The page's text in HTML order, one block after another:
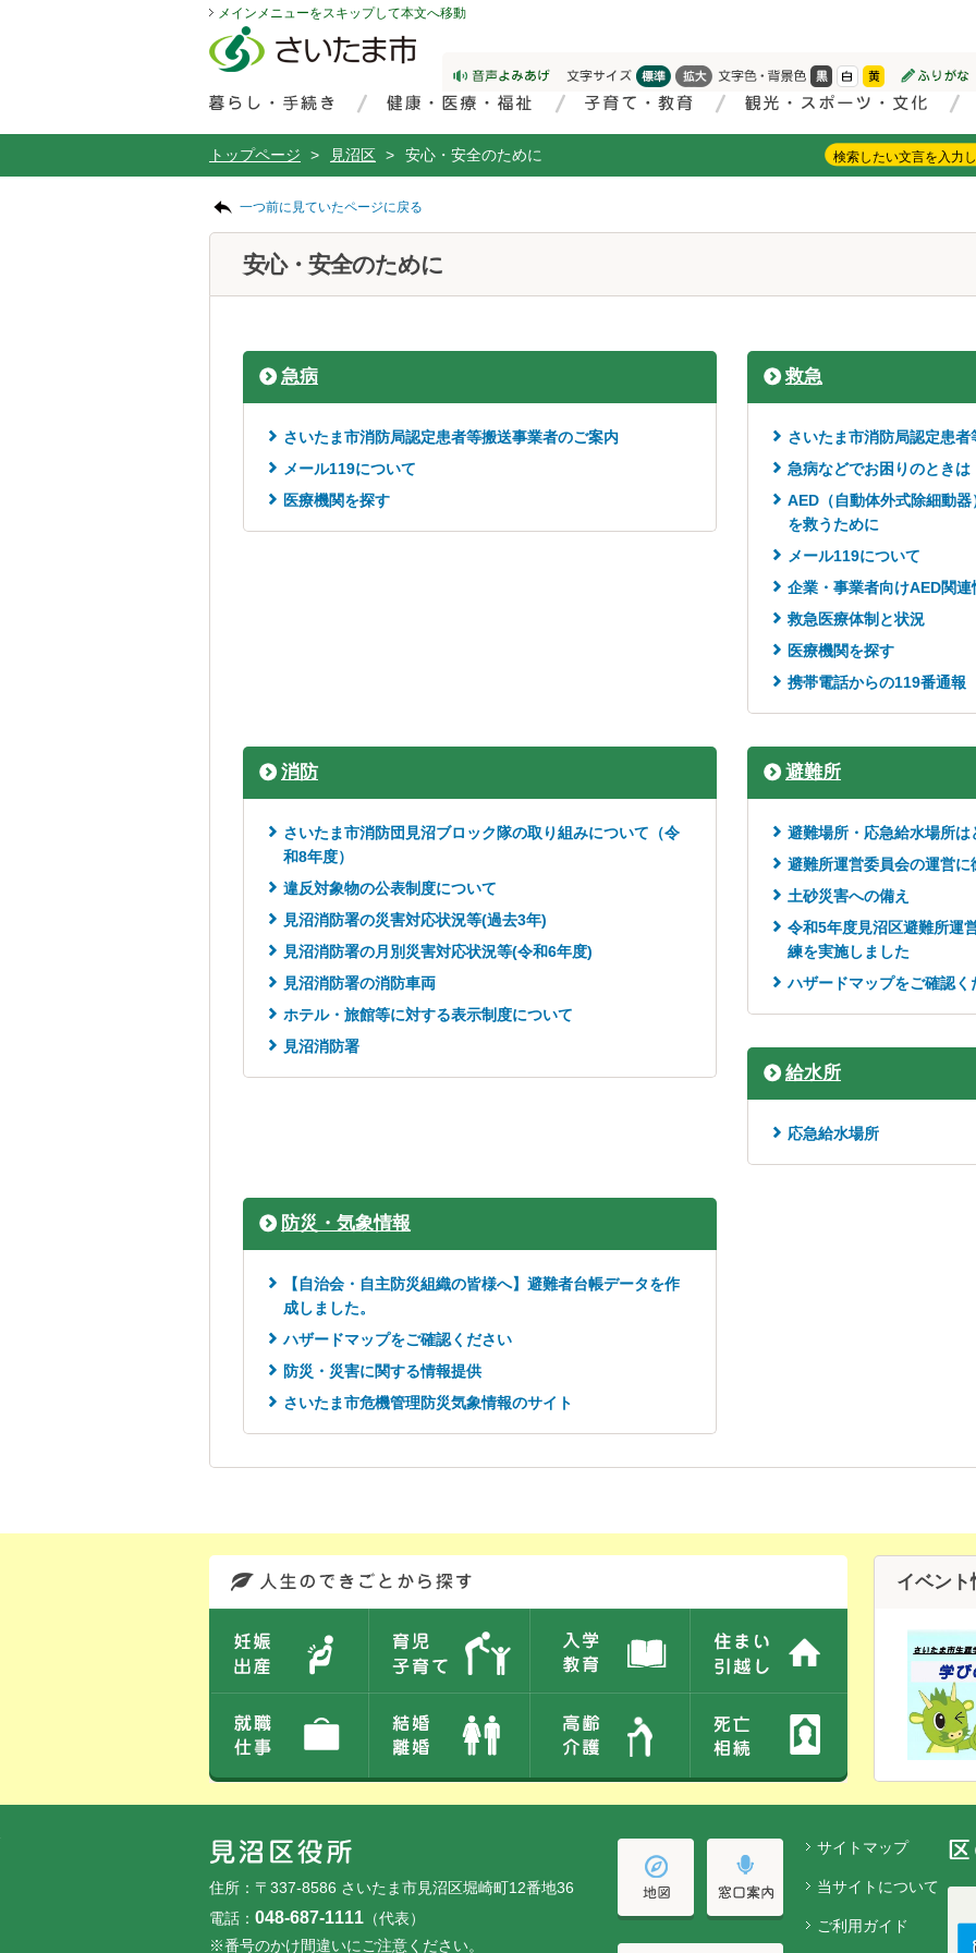
メインメニューをスキップして本文へ移動
トップページ > 見沼区 > 安心・安全のために
一つ前に見ていたページに戻る
安心・安全のために
急病
さいたま市消防局認定患者等搬送事業者のご案内
メール119について
医療機関を探す
救急
さいたま市消防局認定患
急病などでお困りのときは
AED（自動体外式除細動
を救うために
メール119について
企業・事業者向けAED関連
救急医療体制と状況
医療機関を探す
携帯電話からの119番通報
消防
さいたま市消防団見沼ブロック隊の取り組みについて（令
和8年度）
違反対象物の公表制度について
見沼消防署の災害対応状況等(過去3年)
見沼消防署の月別災害対応状況等(令和6年度)
見沼消防署の消防車両
ホテル・旅館等に対する表示制度について
見沼消防署
避難所
避難場所・応急給水場所は
避難所運営委員会の運営に
土砂災害への備え
令和5年度見沼区避難所運
練を実施しました
ハザードマップをご確認く
給水所
応急給水場所
防災・気象情報
【自治会・自主防災組織の皆様へ】避難者台帳データを作
成しました。
ハザードマップをご確認ください
防災・災害に関する情報提供
さいたま市危機管理防災気象情報のサイト
イベント
住所：〒337-8586 さいたま市見沼区堀崎町12番地36
電話： 048-687-1111 （代表）
※番号のかけ間違いにご注意ください。
サイトマップ
当サイトについて
ご利用ガイド